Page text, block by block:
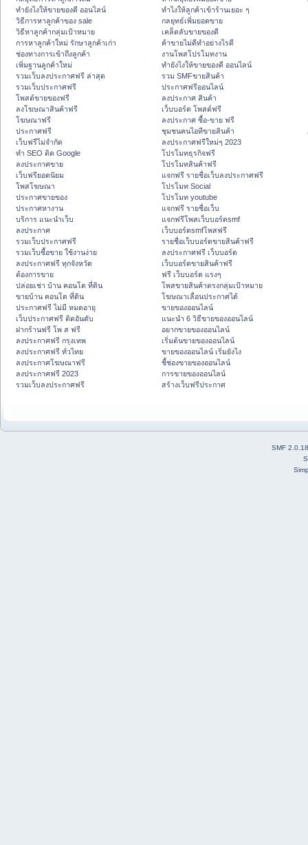
ทํายังไงให้ขายของดี ออนไลน์
วิธีการหาลูกค้าของ sale
วิธีหาลูกค้ากลุ่มเป้าหมาย
การหาลูกค้าใหม่ รักษาลูกค้าเก่า
ช่องทางการเข้าถึงลูกค้า
เพิ่มฐานลูกค้าใหม่
รวมเว็บลงประกาศฟรี ล่าสุด
รวมเว็บประกาศฟรี
โพสต์ขายของฟรี
ลงโฆษณาสินค้าฟรี
โฆษณาฟรี
ประกาศฟรี
เว็บฟรีไม่จำกัด
ทำ SEO ติด Google
ลงประกาศขาย
เว็บฟรียอดนิยม
โพสโฆษณา
ประกาศขายของ
ประกาศหางาน
บริการ แนะนำเว็บ
ลงประกาศ
รวมเว็บประกาศฟรี
รวมเว็บซื้อขาย ใช้งานง่าย
ลงประกาศฟรี ทุกจังหวัด
ต้องการขาย
ปล่อยเช่า บ้าน คอนโด ที่ดิน
ขายบ้าน คอนโด ที่ดิน
ประกาศฟรี ไม่มี หมดอายุ
เว็บประกาศฟรี ติดอันดับ
ฝากร้านฟรี โพ ส ฟรี
ลงประกาศฟรี กรุงเทพ
ลงประกาศฟรี ทั่วไทย
ลงประกาศโฆษณาฟรี
ลงประกาศฟรี 2023
รวมเว็บลงประกาศฟรี
ทําไงให้ลูกค้าเข้าร้านเยอะ ๆ
กลยุทธ์เพิ่มยอดขาย
เคล็ดลับขายของดี
ค้าขายไม่ดีทำอย่างไรดี
งานโพสโปรโมทงาน
ทํายังไงให้ขายของดี ออนไลน์
รวม SMFขายสินค้า
ประกาศฟรีออนไลน์
ลงประกาศ สินค้า
เว็บบอร์ด โพสต์ฟรี
ลงประกาศ ซื้อ-ขาย ฟรี
ชุมชนคนไอทีขายสินค้า
ลงประกาศฟรีใหม่ๆ 2023
โปรโมทธุรกิจฟรี
โปรโมทสินค้าฟรี
แจกฟรี รายชื่อเว็บลงประกาศฟรี
โปรโมท Social
โปรโมท youtube
แจกฟรี รายชื่อเว็บ
แจกฟรีโพสเว็บบอร์ดsmf
เว็บบอร์ดsmfโพสฟรี
รายชื่อเว็บบอร์ดขายสินค้าฟรี
ลงประกาศฟรี เว็บบอร์ด
เว็บบอร์ดขายสินค้าฟรี
ฟรี เว็บบอร์ด แรงๆ
โพสขายสินค้าตรงกลุ่มเป้าหมาย
โฆษณาเลื่อนประกาศได้
ขายของออนไลน์
แนะนำ 6 วิธีขายของออนไลน์
อยากขายของออนไลน์
เริ่มต้นขายของออนไลน์
ขายของออนไลน์ เริ่มยังไง
ชี้ช่องขายของออนไลน์
การขายของออนไลน์
สร้างเว็บฟรีประกาศ
SMF 2.0.18